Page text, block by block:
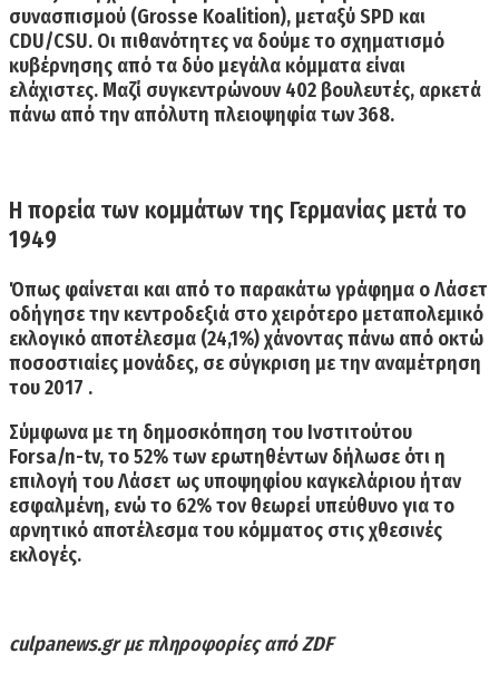
συνασπισμού (Grosse Koalition), μεταξύ SPD και
CDU/CSU. Οι πιθανότητες να δούμε το σχηματισμό
κυβέρνησης από τα δύο μεγάλα κόμματα είναι
ελάχιστες. Μαζί συγκεντρώνουν 402 βουλευτές, αρκετά
πάνω από την απόλυτη πλειοψηφία των 368.
Η πορεία των κομμάτων της Γερμανίας μετά το
1949
Όπως φαίνεται και από το παρακάτω γράφημα ο Λάσετ
οδήγησε την κεντροδεξιά στο χειρότερο μεταπολεμικό
εκλογικό αποτέλεσμα (24,1%) χάνοντας πάνω από οκτώ
ποσοστιαίες μονάδες, σε σύγκριση με την αναμέτρηση
του 2017 .
Σύμφωνα με τη δημοσκόπηση του Ινστιτούτου
Forsa/n-tv, το52% των ερωτηθέντων δήλωσε ότι η
επιλογή του Λάσετ ως υποψηφίου καγκελάριου ήταν
εσφαλμένη, ενώ το 62% τον θεωρεί υπεύθυνο για το
αρνητικό αποτέλεσμα του κόμματος στις χθεσινές
εκλογές.
culpanews.grμε πληροφορίες απόZDF